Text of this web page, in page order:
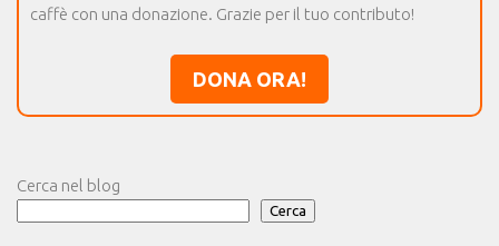
caffè con una donazione. Grazie per il tuo contributo!
DONA ORA!
Cerca nel blog
Cerca